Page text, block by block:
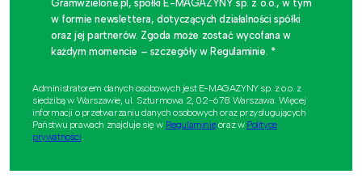
Gramwzielone.pl, spółki E-MAGAZYNY sp. z o.o., w tym
w formie newslettera, dotyczących działalności spółki
oraz jej partnerów. Zgoda może zostać wycofana w
każdym momencie – szczegóły w Regulaminie. *
Administratorem danych osobowych jest E-MAGAZYNY sp. z o.o. z
siedzibą w Warszawie, ul. Szturmowa 2, 02-678 Warszawa. Więcej
informacji o przetwarzaniu danych osobowych oraz przysługujących
Państwu prawach znajduje się w Regulaminieoraz w Polityce
prywatności.